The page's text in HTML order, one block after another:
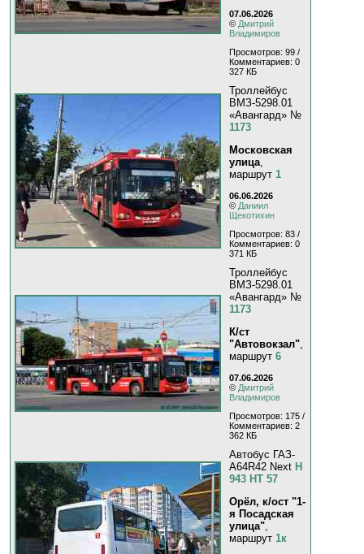
07.06.2026
© Дмитрий
Владимиров
Просмотров: 99 /
Комментариев: 0
327 КБ
Троллейбус
ВМЗ-5298.01
«Авангард» №
1173
Московская
улица,
маршрут 1
06.06.2026
© Даниил
Щекотихин
Просмотров: 83 /
Комментариев: 0
371 КБ
Троллейбус
ВМЗ-5298.01
«Авангард» №
1173
К/ст
"Автовокзал",
маршрут 6
07.06.2026
© Дмитрий
Владимиров
Просмотров: 175 /
Комментариев: 2
362 КБ
Автобус ГАЗ-
A64R42 Next Н
943 НТ 57
Орёл, к/ост "1-
я Посадская
улица",
маршрут 1к